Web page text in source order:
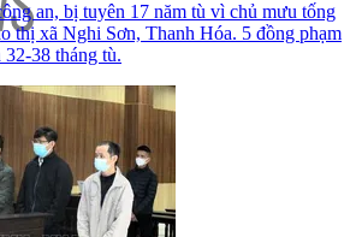
an, bị tuyên 17 năm tù vì chủ mưu tống
thị xã Nghi Sơn, Thanh Hóa. 5 đồng phạm
38 tháng tù.